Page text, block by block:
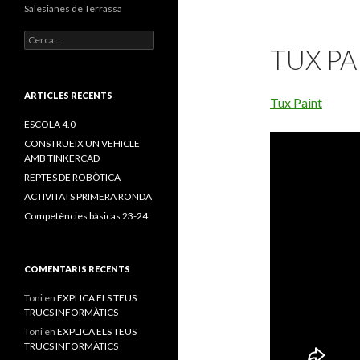
TUX
Tux Paint
Salesianes de Terrassa
C
e
a
ARTICLES RECENTS
ESCOLA 4.0
CONSTRUEIX UN VEHICLE
AMB TINKERCAD
REPTES DE ROBÒTICA
ACTIVITATS PRIMERA RONDA
Competències bàsicas 23-24
COMENTARIS RECENTS
Toni en EXPLICA ELS TEUS
TRUCS INFORMÀTICS
Toni en EXPLICA ELS TEUS
TRUCS INFORMÀTICS